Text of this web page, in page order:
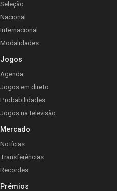
Seleção
Nacional
Internacional
Modalidades
Jogos
Agenda
Jogos em direto
Probabilidades
Jogos na televisão
Mercado
Notícias
Transferências
Recordes
Prémios